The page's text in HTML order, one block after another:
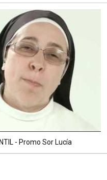
- Promo Sor Lucía